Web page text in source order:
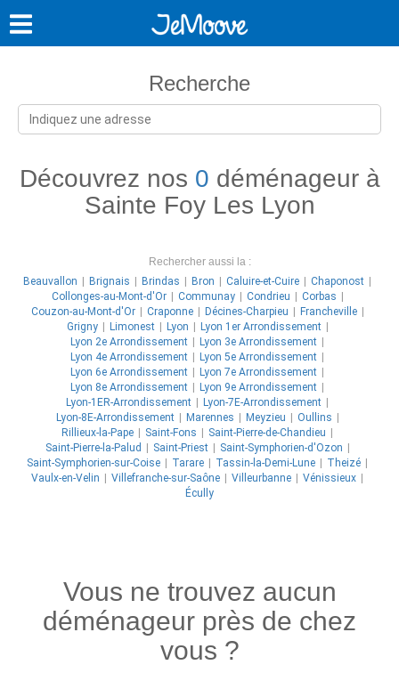
Recherche
Découvrez nos 0 déménageur à
Sainte Foy Les Lyon
Rechercher aussi la :
Beauvallon
Brignais Brindas Bron Caluire-et-Cuire
Chaponost
Collonges-au-Mont-d'Or
Communay Condrieu
Corbas
Couzon-au-Mont-d'Or
Craponne Décines-Charpieu
Francheville
Grigny
Limonest Lyon
Lyon 1er Arrondissement
Lyon 2e Arrondissement
Lyon 3e Arrondissement
Lyon 4e Arrondissement
Lyon 5e Arrondissement
Lyon 6e Arrondissement
Lyon 7e Arrondissement
Lyon 8e Arrondissement
Lyon 9e Arrondissement
Lyon-1ER-Arrondissement
Lyon-7E-Arrondissement
Lyon-8E-Arrondissement
Marennes Meyzieu
Oullins
Rillieux-la-Pape
Saint-Fons
Saint-Pierre-de-Chandieu
Saint-Pierre-la-Palud
Saint-Priest
Saint-Symphorien-d'Ozon
Saint-Symphorien-sur-Coise
Tarare Tassin-la-Demi-Lune
Theizé
Vaulx-en-Velin
Villefranche-sur-Saône Villeurbanne
Vénissieux
Écully
Vous ne trouvez aucun
déménageur près de chez
vous ?